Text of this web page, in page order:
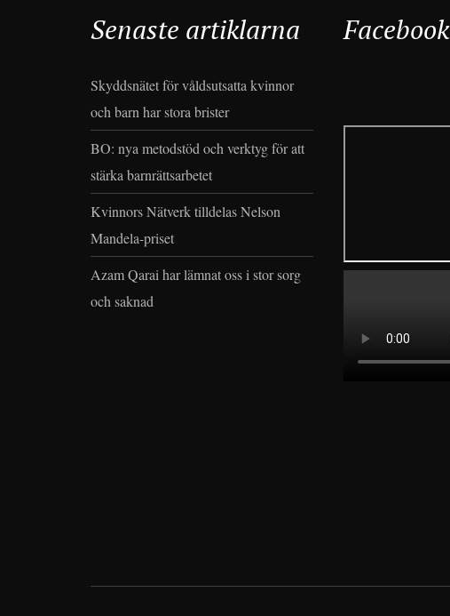
Senaste artiklarna
Skyddsnätet för våldsutsatta kvinnor
och barn har stora brister
BO: nya metodstöd och verktyg för att
stärka barnrättsarbetet
Kvinnors Nätverk tilldelas Nelson
Mandela-priset
Azam Qarai har lämnat oss i stor sorg
och saknad
Facebook